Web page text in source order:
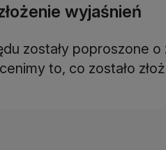
wyjaśnień
zostały poproszone
to, co zostało